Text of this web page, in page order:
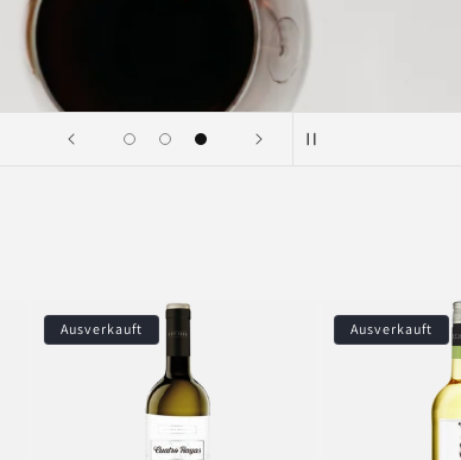
Ausverkauft Ausverkauft